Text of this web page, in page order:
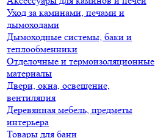
Уход за каминами, печами и
дымоходами
Дымоходные системы, баки и
теплообменники
Отделочные и термоизоляционные
материалы
Двери, окна, освещение,
вентиляция
Деревянная мебель, предметы
интерьера
Товары для бани